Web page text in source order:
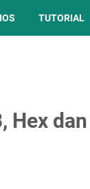
IOS TUTORIAL
Hex dan